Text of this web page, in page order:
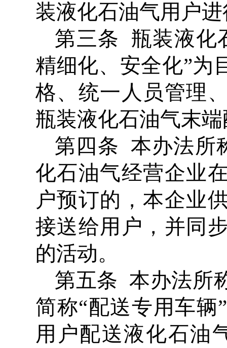
装液化石油气用户
第三条 瓶装液化
精细化、安全化”为
格、统一人员管理
瓶装液化石油气末
第四条 本办法所
化石油气经营企业
户预订的，本企业
接送给用户，并同
的活动。
第五条 本办法所
简称“配送专用车
用户配送液化石油